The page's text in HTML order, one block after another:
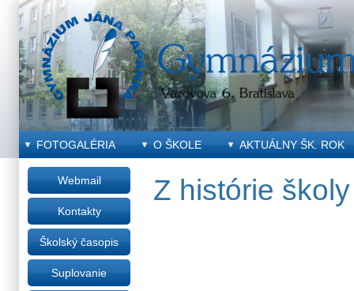
FOTOGALÉRIA O ŠKOLE AKTUÁLNY ŠK. ROK
Z histórie školy
Webmail
Kontakty
Školský časopis
Suplovanie